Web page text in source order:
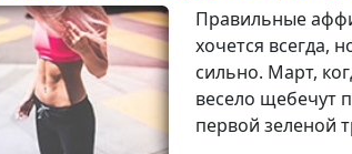
Правильные
хочется всегда,
сильно. Март,
весело щебечут
первой зеленой